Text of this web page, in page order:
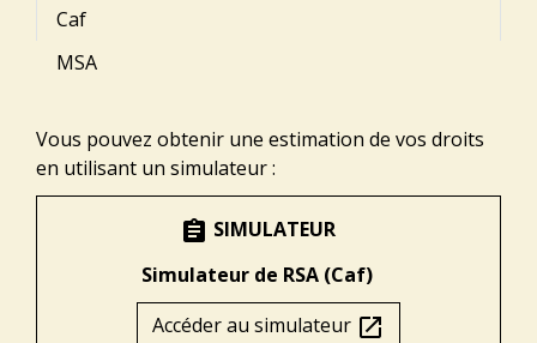
Caf
MSA
Vous pouvez obtenir une estimation de vos droits
en utilisant un simulateur :
assignment SIMULATEUR
Simulateur de RSA (Caf)
Accéder au simulateur open_in_new